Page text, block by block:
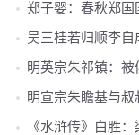
郑子婴：春秋郑国
君主
吴三桂若归顺李自
深度推演
明英宗朱祁镇：被
重夺皇位
明宣宗朱瞻基与叔
决
《水浒传》白胜